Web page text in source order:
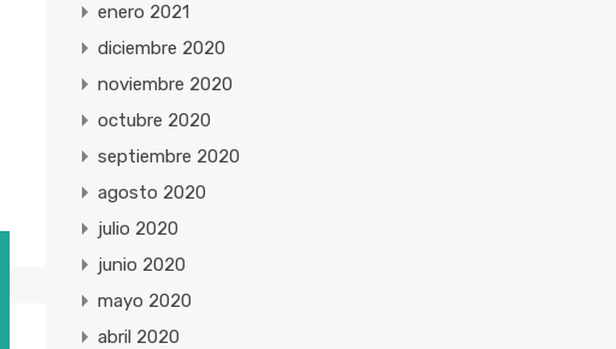
enero 2021
diciembre 2020
noviembre 2020
octubre 2020
septiembre 2020
agosto 2020
julio 2020
junio 2020
mayo 2020
abril 2020